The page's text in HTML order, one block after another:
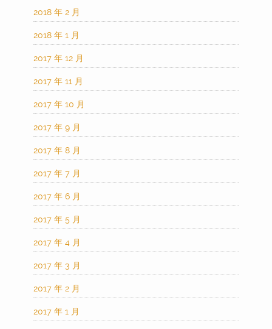
2018 年 2 月
2018 年 1 月
2017 年 12 月
2017 年 11 月
2017 年 10 月
2017 年 9 月
2017 年 8 月
2017 年 7 月
2017 年 6 月
2017 年 5 月
2017 年 4 月
2017 年 3 月
2017 年 2 月
2017 年 1 月